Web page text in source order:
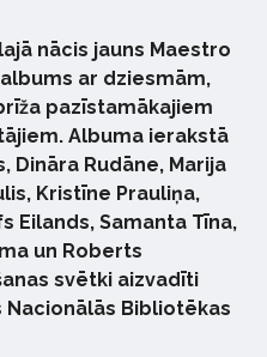
nācis jauns Maestro
ar dziesmām,
pazīstamākajiem
Albuma ierakstā
Dināra Rudāne, Marija
Kristīne Prauliņa,
Eilands, Samanta Tīna,
un Roberts
svētki aizvadīti
Nacionālās Bibliotēkas